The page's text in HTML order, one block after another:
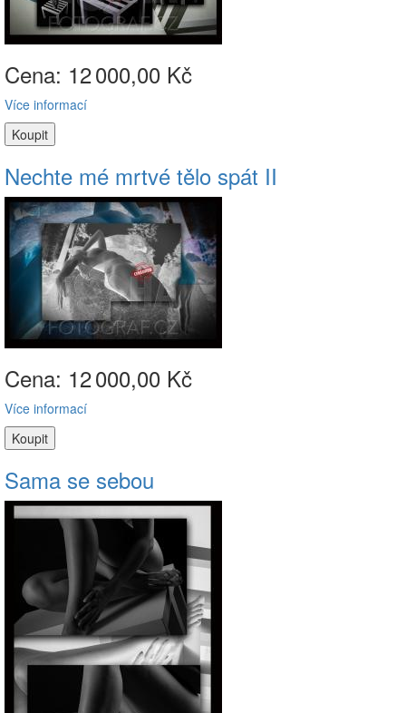
Cena: 12000,00 Kč
Více informací
Nechte mé mrtvé tělo spát II
Cena: 12000,00 Kč
Více informací
Sama se sebou